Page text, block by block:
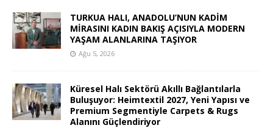
TURKUA HALI, ANADOLU’NUN KADİM
MİRASINI KADIN BAKIŞ AÇISIYLA MODERN
YAŞAM ALANLARINA TAŞIYOR
Ağu 5, 2026
Küresel Halı Sektörü Akıllı Bağlantılarla
Buluşuyor: Heimtextil 2027, Yeni Yapısı ve
Premium Segmentiyle Carpets & Rugs
Alanını Güçlendiriyor